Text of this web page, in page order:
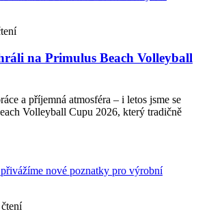
na Primulus Beach Volleyball
a příjemná atmosféra – i letos jsme se
Volleyball Cupu 2026, který tradičně